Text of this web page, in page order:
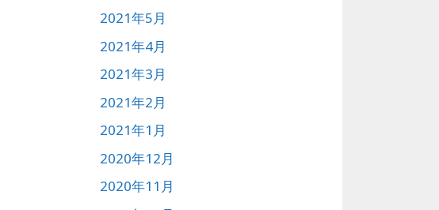
2021年5月
2021年4月
2021年3月
2021年2月
2021年1月
2020年12月
2020年11月